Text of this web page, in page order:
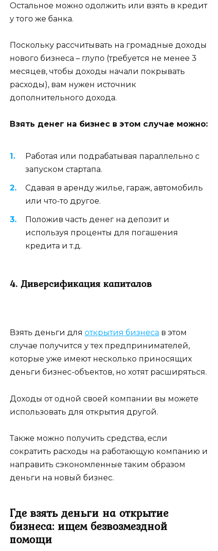
Остальное можно одолжить или взять в кредит
у того же банка.
Поскольку рассчитывать на громадные доходы
нового бизнеса – глупо (требуется не менее 3
месяцев, чтобы доходы начали покрывать
расходы), вам нужен источник
дополнительного дохода.
Взять денег на бизнес в этом случае можно:
Работая или подрабатывая параллельно с
запуском стартапа.
Сдавая в аренду жилье, гараж, автомобиль
или что-то другое.
Положив часть денег на депозит и
используя проценты для погашения
кредита и т.д.
4. Диверсификация капиталов
Взять деньги для открытия бизнеса в этом
случае получится у тех предпринимателей,
которые уже имеют несколько приносящих
деньги бизнес-объектов, но хотят расширяться.
Доходы от одной своей компании вы можете
использовать для открытия другой.
Также можно получить средства, если
сократить расходы на работающую компанию и
направить сэкономленные таким образом
деньги на новый бизнес.
Где взять деньги на открытие
бизнеса: ищем безвозмездной
помощи